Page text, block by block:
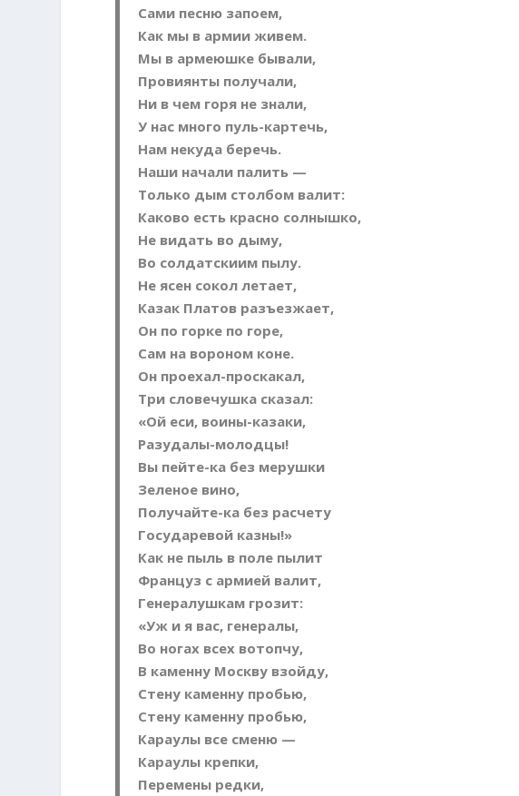
Сами песню запоем,
Как мы в армии живем.
Мы в армеюшке бывали,
Провиянты получали,
Ни в чем горя не знали,
У нас много пуль-картечь,
Нам некуда беречь.
Наши начали палить —
Только дым столбом валит:
Каково есть красно солнышко,
Не видать во дыму,
Во солдатскиим пылу.
Не ясен сокол летает,
Казак Платов разъезжает,
Он по горке по горе,
Сам на вороном коне.
Он проехал-проскакал,
Три словечушка сказал:
«Ой еси, воины-казаки,
Разудалы-молодцы!
Вы пейте-ка без мерушки
Зеленое вино,
Получайте-ка без расчету
Государевой казны!»
Как не пыль в поле пылит
Француз с армией валит,
Генералушкам грозит:
«Уж и я вас, генералы,
Во ногах всех вотопчу,
В каменну Москву взойду,
Стену каменну пробью,
Стену каменну пробью,
Караулы все сменю —
Караулы крепки,
Перемены редки,